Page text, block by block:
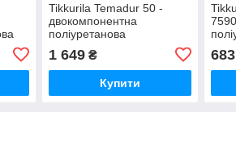
Tikkurila Temadur 50 -
двокомпонентна
поліуретанова
напівглянсова фарба для
металу (База TAL), 0,75 л
1 649₴
Купити
683